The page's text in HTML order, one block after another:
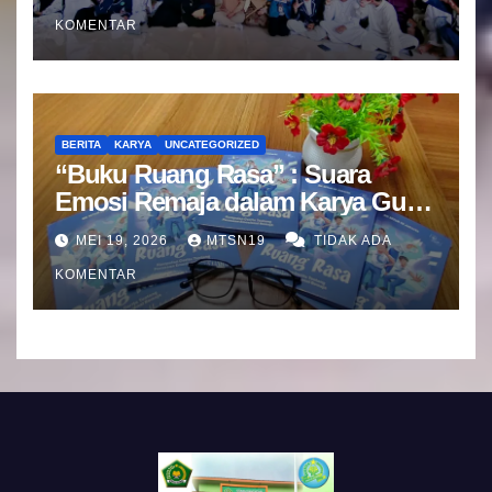
KOMENTAR
BERITA KARYA UNCATEGORIZED
“Buku Ruang Rasa” : Suara
Emosi Remaja dalam Karya Guru
BK MTsN 19 Jakarta Selatan
MEI 19, 2026 MTSN19 TIDAK ADA
KOMENTAR